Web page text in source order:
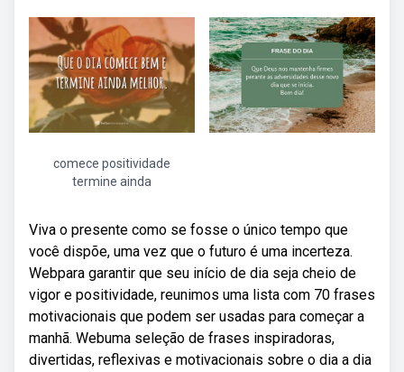
comece positividade
termine ainda
Viva o presente como se fosse o único tempo que
você dispõe, uma vez que o futuro é uma incerteza.
Webpara garantir que seu início de dia seja cheio de
vigor e positividade, reunimos uma lista com 70 frases
motivacionais que podem ser usadas para começar a
manhã. Webuma seleção de frases inspiradoras,
divertidas, reflexivas e motivacionais sobre o dia a dia